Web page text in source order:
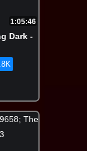
1:05:46
Dark -